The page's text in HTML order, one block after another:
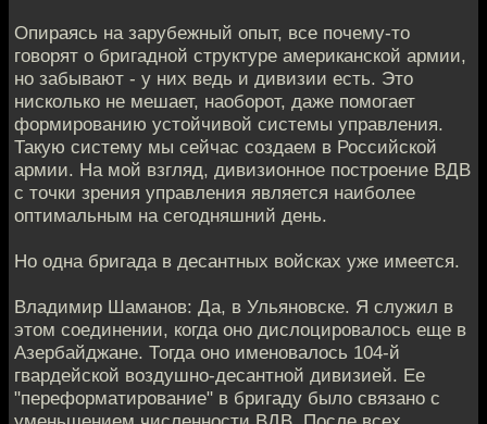
Опираясь на зарубежный опыт, все почему-то
говорят о бригадной структуре американской армии,
но забывают - у них ведь и дивизии есть. Это
нисколько не мешает, наоборот, даже помогает
формированию устойчивой системы управления.
Такую систему мы сейчас создаем в Российской
армии. На мой взгляд, дивизионное построение ВДВ
с точки зрения управления является наиболее
оптимальным на сегодняшний день.
Но одна бригада в десантных войсках уже имеется.
Владимир Шаманов: Да, в Ульяновске. Я служил в
этом соединении, когда оно дислоцировалось еще в
Азербайджане. Тогда оно именовалось 104-й
гвардейской воздушно-десантной дивизией. Ее
"переформатирование" в бригаду было связано с